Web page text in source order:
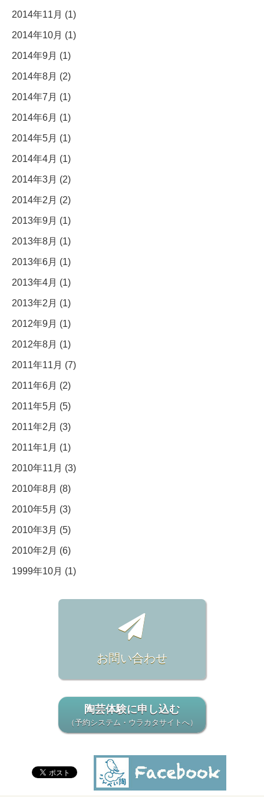
2014年11月 (1)
2014年10月 (1)
2014年9月 (1)
2014年8月 (2)
2014年7月 (1)
2014年6月 (1)
2014年5月 (1)
2014年4月 (1)
2014年3月 (2)
2014年2月 (2)
2013年9月 (1)
2013年8月 (1)
2013年6月 (1)
2013年4月 (1)
2013年2月 (1)
2012年9月 (1)
2012年8月 (1)
2011年11月 (7)
2011年6月 (2)
2011年5月 (5)
2011年2月 (3)
2011年1月 (1)
2010年11月 (3)
2010年8月 (8)
2010年5月 (3)
2010年3月 (5)
2010年2月 (6)
1999年10月 (1)
お問い合わせ
陶芸体験に申し込む
（予約システム・ウラカタサイトへ）